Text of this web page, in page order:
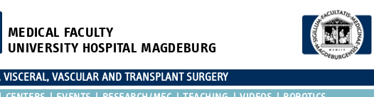
MEDICAL FACULTY
UNIVERSITY HOSPITAL MAGDEBURG
VASCULAR AND TRANSPLANT SURGERY